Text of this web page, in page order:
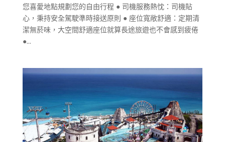
您喜愛地點規劃您的自由行程 ● 司機服務熱忱：司機貼
心，秉持安全駕駛準時接送原則 ● 座位寬敞舒適：定期清
潔無菸味，大空間舒適座位就算長途旅遊也不會感到疲倦
●...